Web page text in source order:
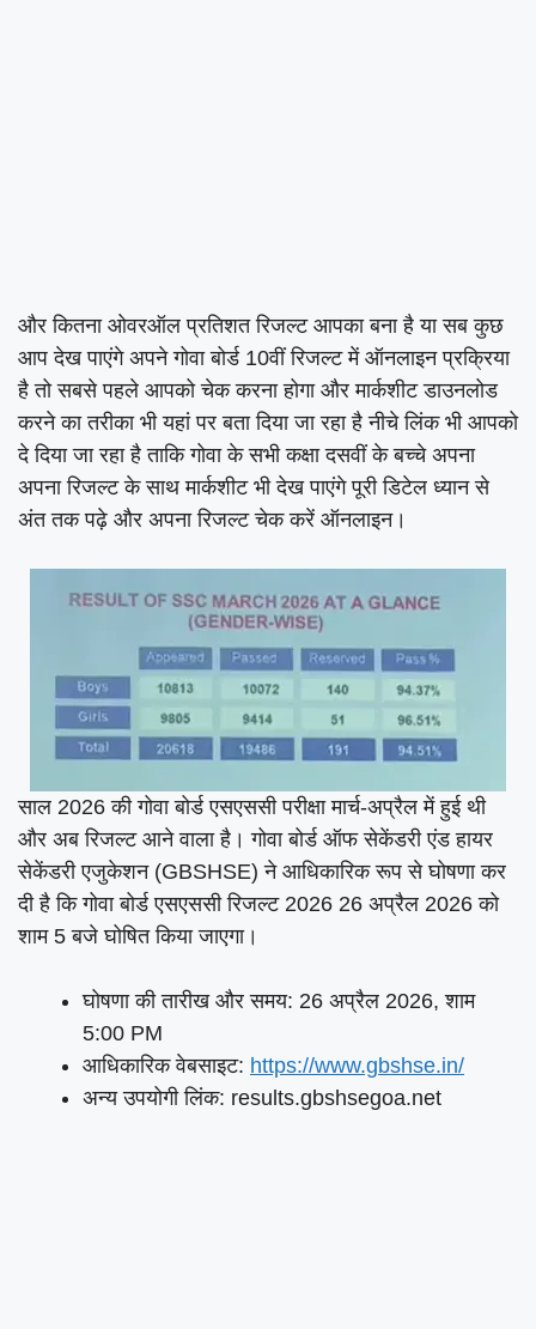
और कितना ओवरऑल प्रतिशत रिजल्ट आपका बना है या सब कुछ
आप देख पाएंगे अपने गोवा बोर्ड 10वीं रिजल्ट में ऑनलाइन प्रक्रिया
है तो सबसे पहले आपको चेक करना होगा और मार्कशीट डाउनलोड
करने का तरीका भी यहां पर बता दिया जा रहा है नीचे लिंक भी आपको
दे दिया जा रहा है ताकि गोवा के सभी कक्षा दसवीं के बच्चे अपना
अपना रिजल्ट के साथ मार्कशीट भी देख पाएंगे पूरी डिटेल ध्यान से
अंत तक पढ़े और अपना रिजल्ट चेक करें ऑनलाइन।
साल 2026 की गोवा बोर्ड एसएससी परीक्षा मार्च-अप्रैल में हुई थी
और अब रिजल्ट आने वाला है। गोवा बोर्ड ऑफ सेकेंडरी एंड हायर
सेकेंडरी एजुकेशन (GBSHSE) ने आधिकारिक रूप से घोषणा कर
दी है कि गोवा बोर्ड एसएससी रिजल्ट 2026 26 अप्रैल 2026 को
शाम 5 बजे घोषित किया जाएगा।
घोषणा की तारीख और समय: 26 अप्रैल 2026, शाम
5:00 PM
आधिकारिक वेबसाइट: https://www.gbshse.in/
अन्य उपयोगी लिंक: results.gbshsegoa.net